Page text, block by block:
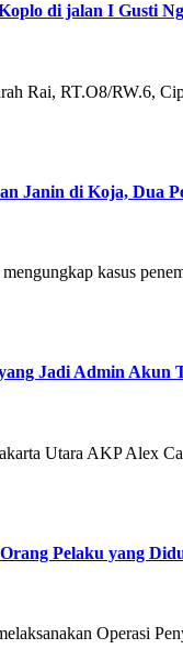
di jalan I Gusti
Rai, RT.O8/RW.6,
Janin di Koja, Dua
kasus
Jadi Admin Akun
Utara AKP Alex
Pelaku yang
Operasi